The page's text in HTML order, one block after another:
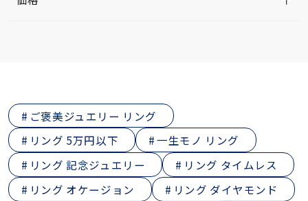
ご褒美ジュエリー リング
リング 5万円以下
一生モノ リング
リング 記念ジュエリー
リング タイムレス
リング オケージョン
リング ダイヤモンド